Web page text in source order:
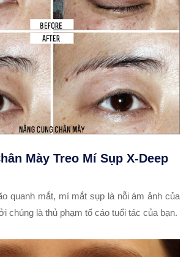
Mày Treo Mí Sụp X-Deep
quanh mắt, mí mắt sụp là nỗi ám ảnh của
chúng là thủ phạm tố cáo tuổi tác của bạn.